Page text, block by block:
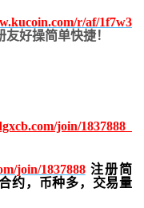
r/af/1f7w3
好操简单快捷！
join/1837888
join/1837888注册简
约， 币种多，交易量